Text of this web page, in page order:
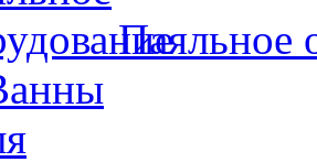
Паяльное